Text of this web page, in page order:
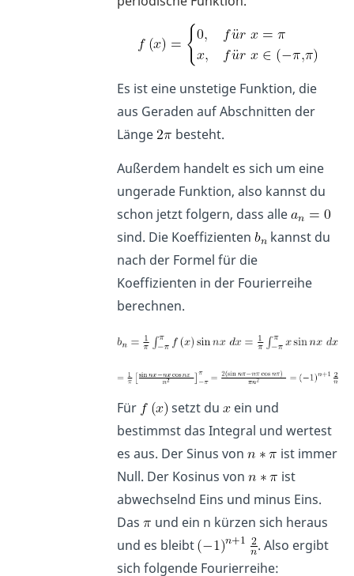
Es ist eine unstetige Funktion, die
aus Geraden auf Abschnitten der
Länge
besteht.
Außerdem handelt es sich um eine
ungerade Funktion, also kannst du
schon jetzt folgern, dass alle
sind. Die Koeffizienten
kannst du
nach der Formel für die
Koeffizienten in der Fourierreihe
berechnen.
Für setzt du
ein und
bestimmst das Integral und wertest
es aus. Der Sinus von
ist immer
Null. Der Kosinus von
ist
abwechselnd Eins und minus Eins.
Das
und ein n kürzen sich heraus
und es bleibt
. Also ergibt
sich folgende Fourierreihe: